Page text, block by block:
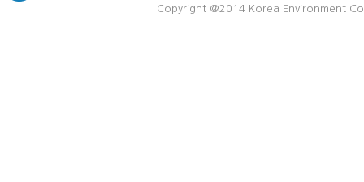
Copyright @2014 Korea Environment